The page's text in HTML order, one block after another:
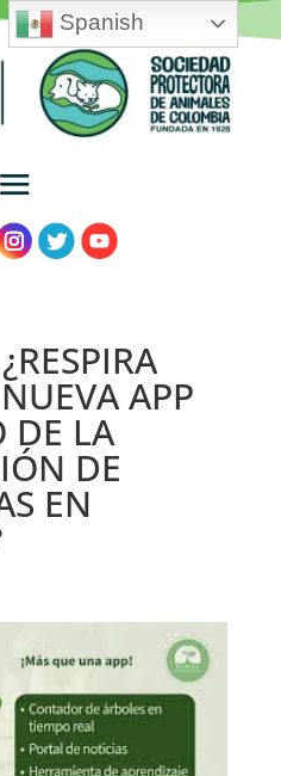
APP
DE LA
DE
EN
Spanish